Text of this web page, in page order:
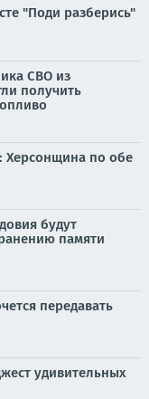
"Поди разберись"
СВО из
получить
Херсонщина по обе
будут
памяти
передавать
удивительных